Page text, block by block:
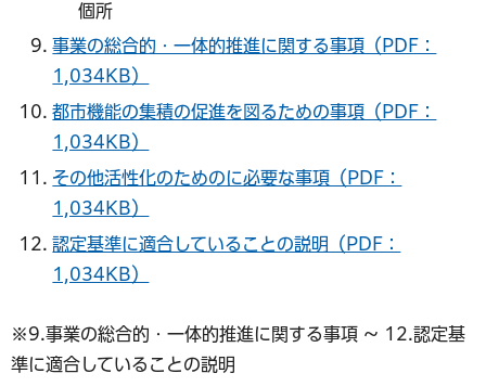
個所
事業の総合的・一体的推進に関する事項（PDF：
1,034KB）
都市機能の集積の促進を図るための事項（PDF：
1,034KB）
その他活性化のためのに必要な事項（PDF：
1,034KB）
認定基準に適合していることの説明（PDF：
1,034KB）
※9.事業の総合的・一体的推進に関する事項 ～ 12.認定基
準に適合していることの説明